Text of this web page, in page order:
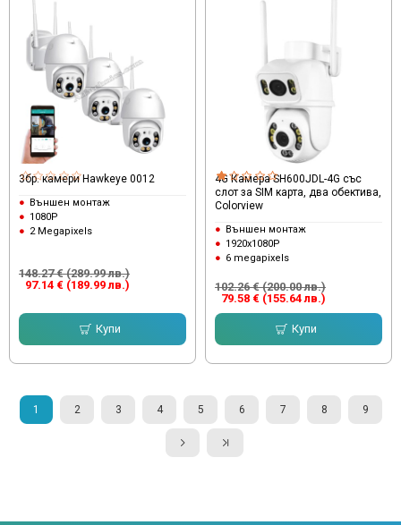
3бр. камери Hawkeye 0012
Външен монтаж
1080P
2 Megapixels
97.14 € (189.99 лв.)
148.27 € (289.99 лв.)
Купи
4G Камера SH600JDL-4G със
слот за SIM карта, два обектива,
Colorview
Външен монтаж
1920x1080P
6 megapixels
79.58 € (155.64 лв.)
102.26 € (200.00 лв.)
Купи
1 2 3 4 5 6 7 8 9